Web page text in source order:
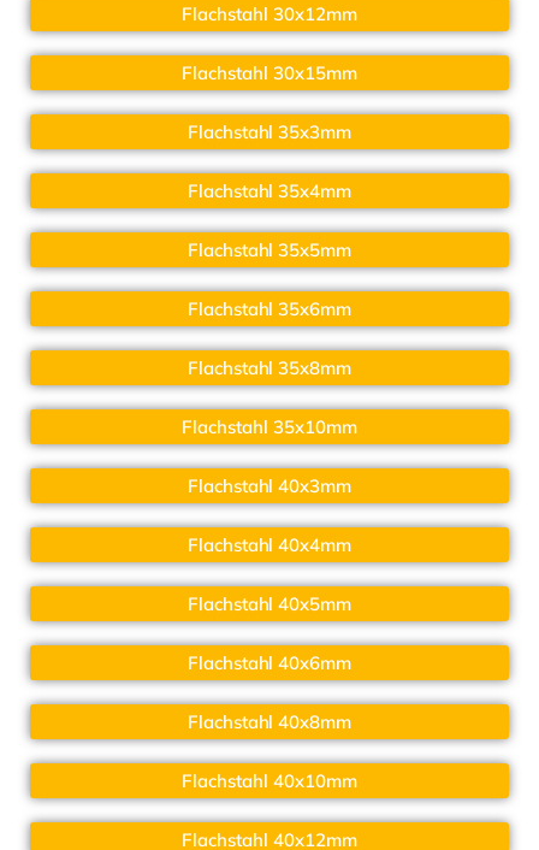
Flachstahl 30x12mm
Flachstahl 30x15mm
Flachstahl 35x3mm
Flachstahl 35x4mm
Flachstahl 35x5mm
Flachstahl 35x6mm
Flachstahl 35x8mm
Flachstahl 35x10mm
Flachstahl 40x3mm
Flachstahl 40x4mm
Flachstahl 40x5mm
Flachstahl 40x6mm
Flachstahl 40x8mm
Flachstahl 40x10mm
Flachstahl 40x12mm